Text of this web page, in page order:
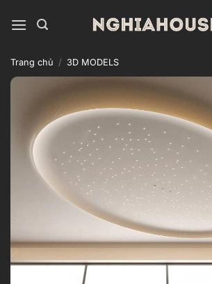
qua
dung
Trang chủ / 3D MODELS